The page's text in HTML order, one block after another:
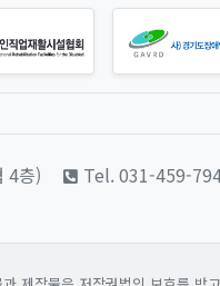
4층)
Tel. 031-459-